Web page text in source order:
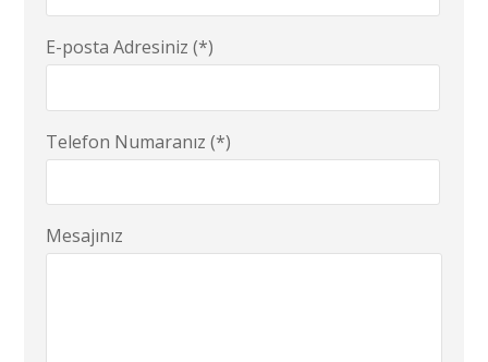
E-posta Adresiniz (*)
Telefon Numaranız (*)
Mesajınız